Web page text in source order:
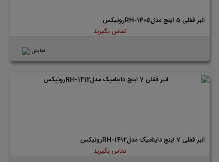
انبر قفلی 5 اینچ مدلRH-1405رونیکس
تماس بگیرید
نمایش
انبر قفلی 7 اینچ داینامیک مدلRH-1412رونیکس
تماس بگیرید